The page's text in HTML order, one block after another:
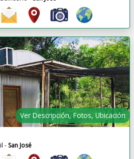
Ver Descripción, Fotos, Ubicación
- San José